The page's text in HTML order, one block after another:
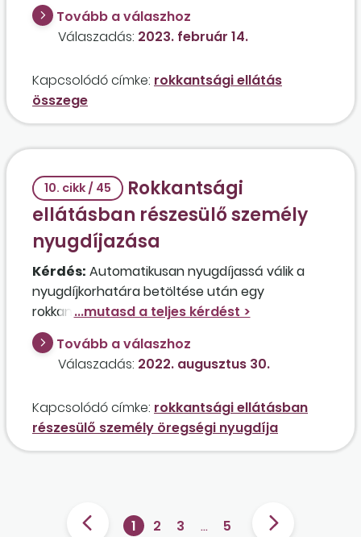
Tovább a válaszhoz
Válaszadás: 2023. február 14.
Kapcsolódó címke: rokkantsági ellátás
összege
10. cikk / 45
Rokkantsági
ellátásban részesülő személy
nyugdíjazása
Kérdés: Automatikusan nyugdíjassá válik a
nyugdíjkorhatára betöltése után egy
rokkantsági ellátásban részesülő személy, aki
2022. december hónapban tölti be a 65.
életévét?
Tovább a válaszhoz
Válaszadás: 2022. augusztus 30.
Kapcsolódó címke: rokkantsági ellátásban
részesülő személy öregségi nyugdíja
1 2 3 … 5